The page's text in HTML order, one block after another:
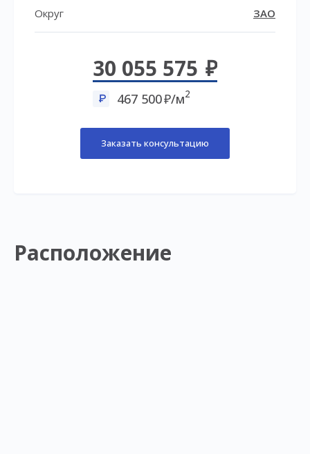
Округ ЗАО
30 055 575
467 500 /м2
Заказать консультацию
Расположение